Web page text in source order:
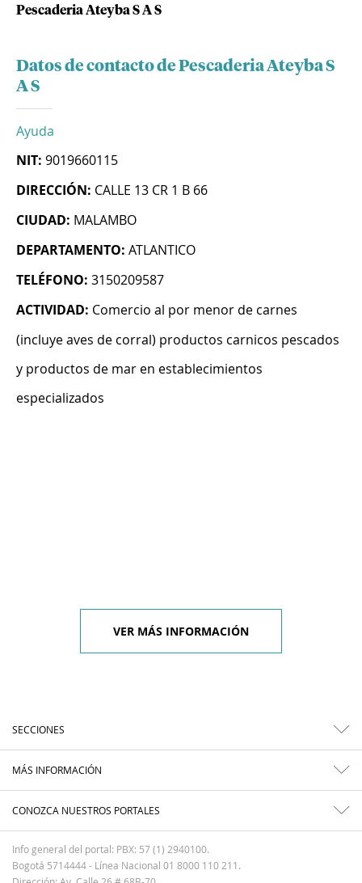
Pescaderia Ateyba S A S
Datos de contacto de Pescaderia Ateyba S
A S
Ayuda
NIT: 9019660115
DIRECCIÓN: CALLE 13 CR 1 B 66
CIUDAD: MALAMBO
DEPARTAMENTO: ATLANTICO
TELÉFONO: 3150209587
ACTIVIDAD: Comercio al por menor de carnes
(incluye aves de corral) productos carnicos pescados
y productos de mar en establecimientos
especializados
VER MÁS INFORMACIÓN
SECCIONES
MÁS INFORMACIÓN
CONOZCA NUESTROS PORTALES
Info general del portal: PBX: 57 (1) 2940100.
Bogotá 5714444 - Línea Nacional 01 8000 110 211.